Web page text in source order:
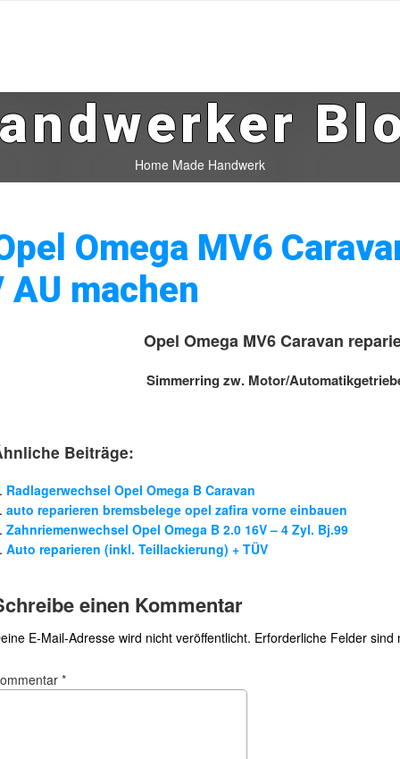
Home Made Handwerk
Omega MV6
AU machen
Opel Omega MV6 Caravan
Simmerring zw. Motor/
Beiträge:
Radlagerwechsel Opel Omega B Caravan
auto reparieren bremsbelege opel zafira vorne einbauen
Zahnriemenwechsel Opel Omega B 2.0 16V – 4 Zyl. Bj.99
Auto reparieren (inkl. Teillackierung) + TÜV
einen Kommentar
E-Mail-Adresse wird nicht veröffentlicht. Erforderliche Felder
*